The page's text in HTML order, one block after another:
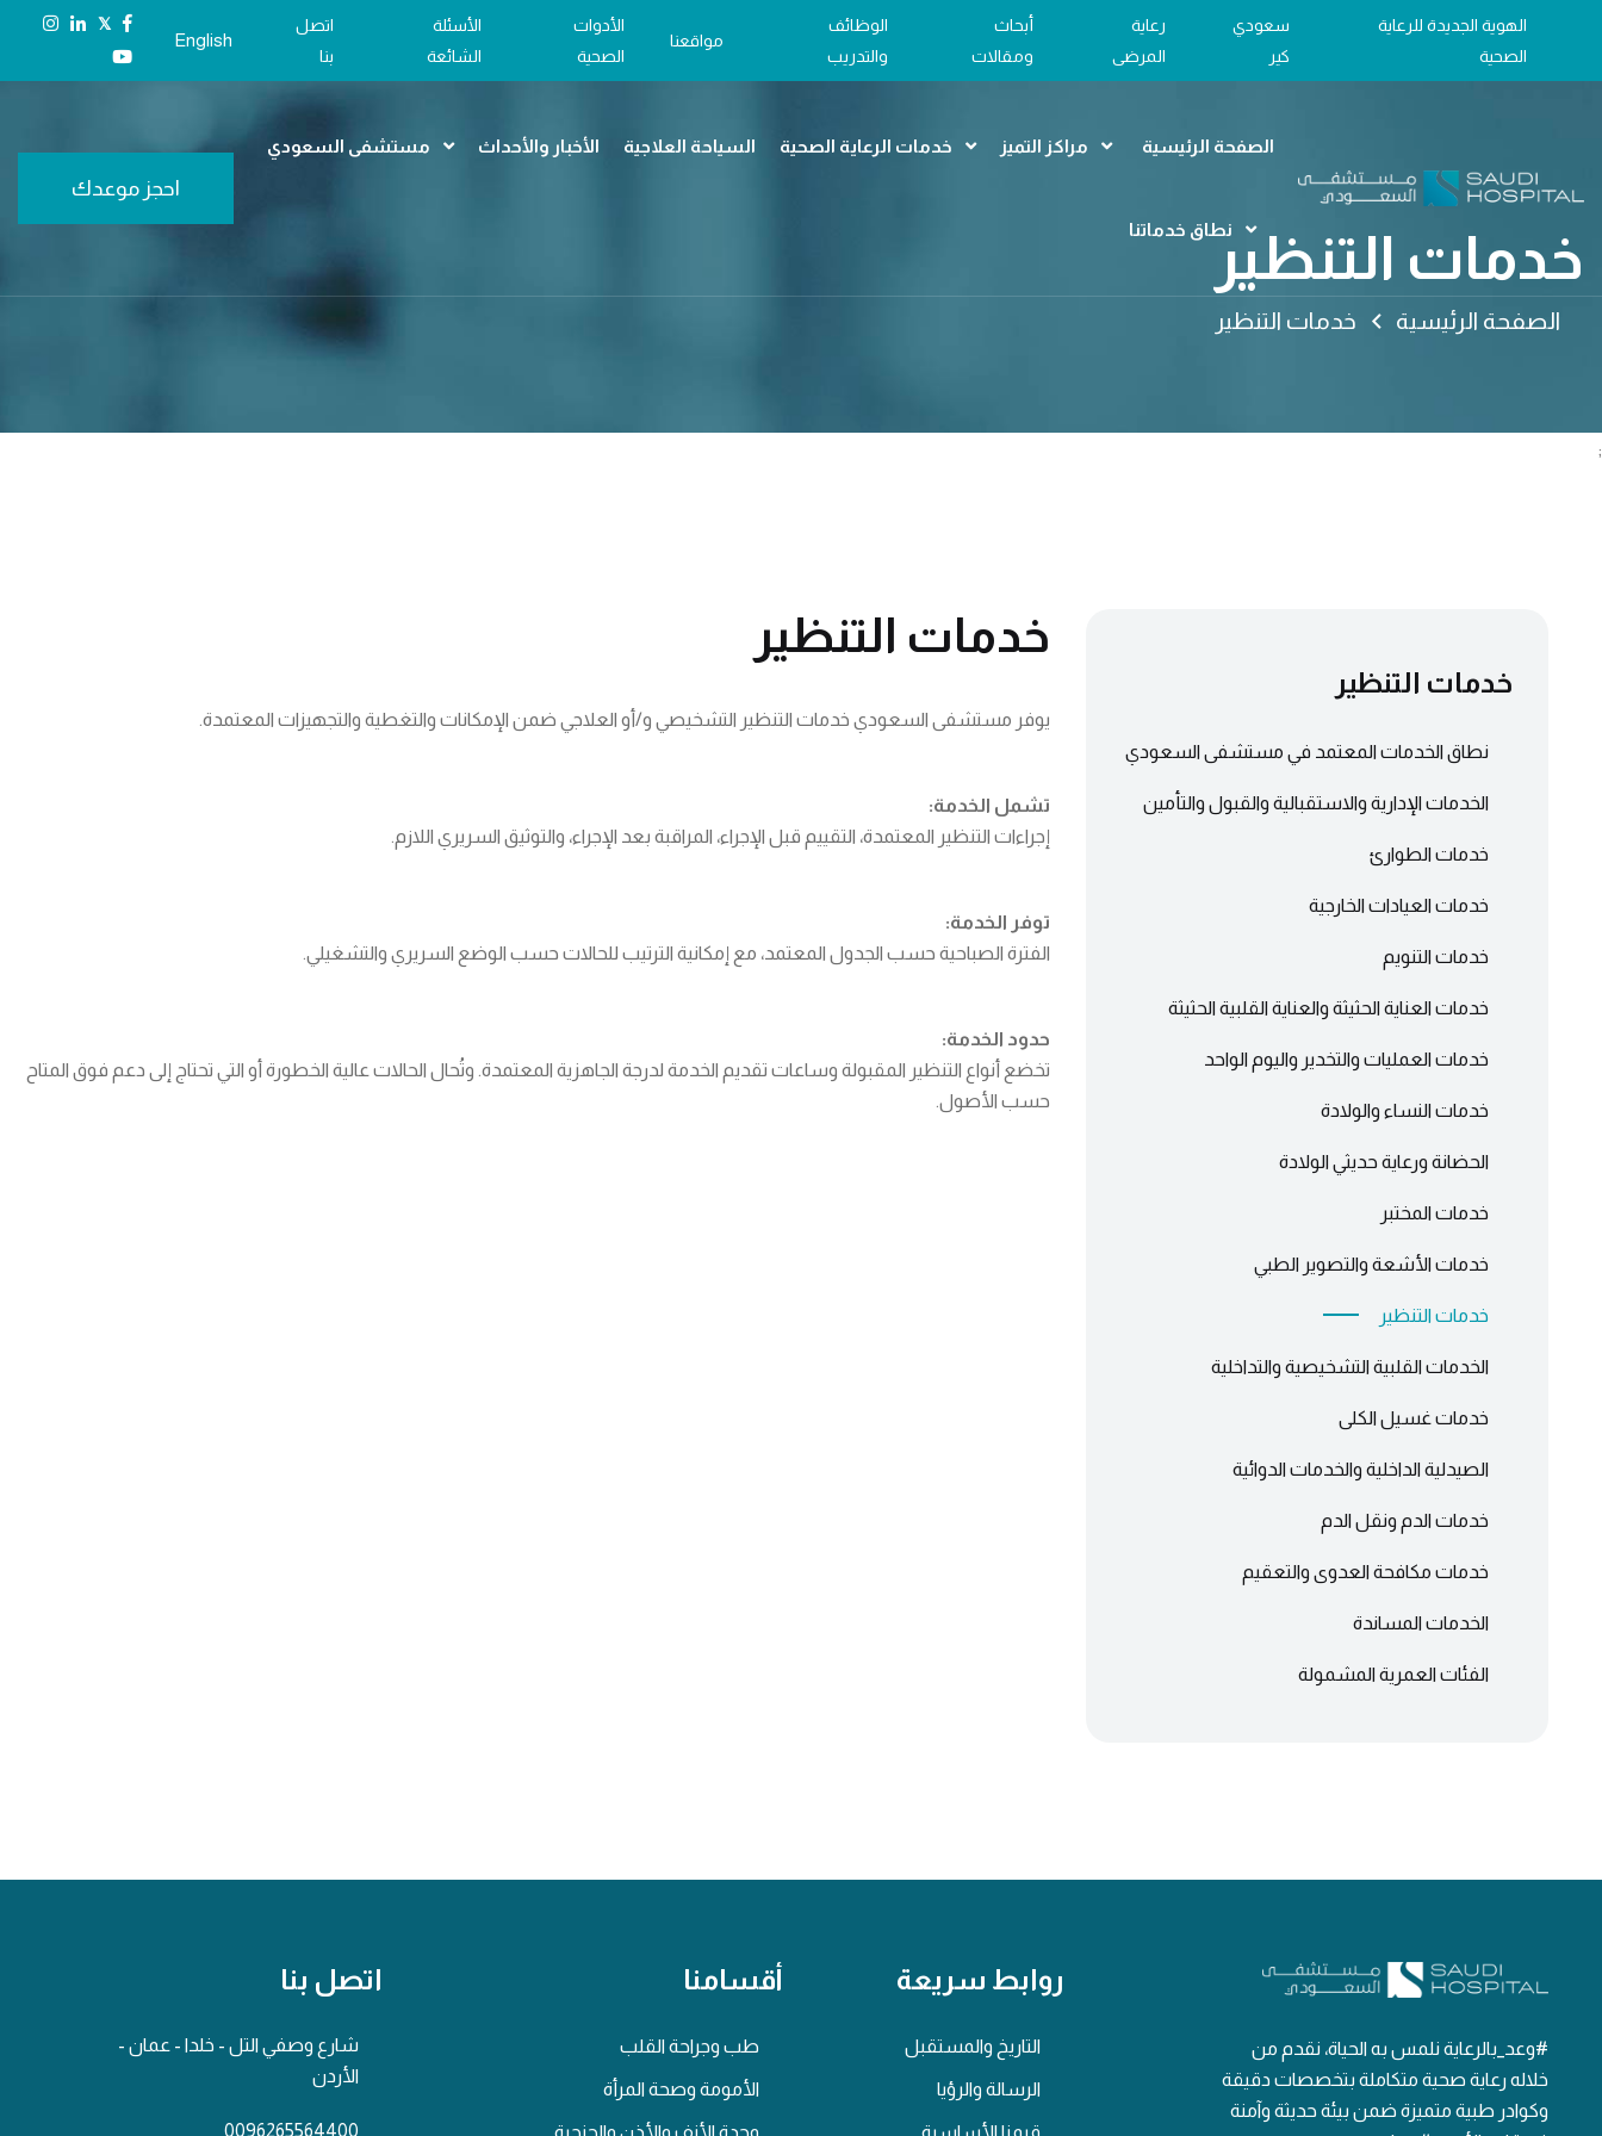
الهوية الجديدة للرعاية
الصحية
سعودي
كير
رعاية
المرضى
أبحاث
ومقالات
الوظائف
والتدريب
مواقعنا
الأدوات
الصحية
الأسئلة
الشائعة
اتصل
بنا
English
𝕏
الصفحة الرئيسية مراكز التميز خدمات الرعاية الصحية السياحة العلاجية الأخبار والأحداث مستشفى السعودي
نطاق خدماتنا
احجز موعدك
خدمات التنظير
الصفحة الرئيسية خدمات التنظير
;
خدمات التنظير
نطاق الخدمات المعتمد في مستشفى السعودي
الخدمات الإدارية والاستقبالية والقبول والتأمين
خدمات الطوارئ
خدمات العيادات الخارجية
خدمات التنويم
خدمات العناية الحثيثة والعناية القلبية الحثيثة
خدمات العمليات والتخدير واليوم الواحد
خدمات النساء والولادة
الحضانة ورعاية حديثي الولادة
خدمات المختبر
خدمات الأشعة والتصوير الطبي
خدمات التنظير
الخدمات القلبية التشخيصية والتداخلية
خدمات غسيل الكلى
الصيدلية الداخلية والخدمات الدوائية
خدمات الدم ونقل الدم
خدمات مكافحة العدوى والتعقيم
الخدمات المساندة
الفئات العمرية المشمولة
خدمات التنظير
يوفر مستشفى السعودي خدمات التنظير التشخيصي و/أو العلاجي ضمن الإمكانات والتغطية والتجهيزات المعتمدة.
تشمل الخدمة:
إجراءات التنظير المعتمدة، التقييم قبل الإجراء، المراقبة بعد الإجراء، والتوثيق السريري اللازم.
توفر الخدمة:
الفترة الصباحية حسب الجدول المعتمد، مع إمكانية الترتيب للحالات حسب الوضع السريري والتشغيلي.
حدود الخدمة:
تخضع أنواع التنظير المقبولة وساعات تقديم الخدمة لدرجة الجاهزية المعتمدة. وتُحال الحالات عالية الخطورة أو التي تحتاج إلى دعم فوق المتاح
حسب الأصول.
#وعد_بالرعاية نلمس به الحياة، نقدم من
خلاله رعاية صحية متكاملة بتخصصات دقيقة
وكوادر طبية متميزة ضمن بيئة حديثة وآمنة
روابط سريعة
التاريخ والمستقبل
الرسالة والرؤيا
قيمنا الأساسية
أقسامنا
طب وجراحة القلب
الأمومة وصحة المرأة
وحدة الأنف والأذن والحنجرة
اتصل بنا
شارع وصفي التل - خلدا - عمان -
الأردن
0096265564400